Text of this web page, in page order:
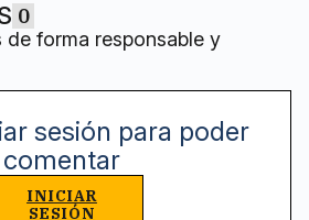
0
de forma responsable y
sesión para poder
comentar
INICIAR
SESIÓN